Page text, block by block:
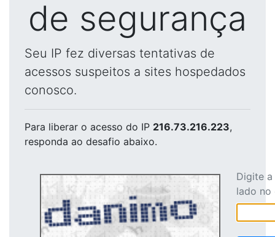
de segurança
Seu IP fez diversas tentativas de
acessos suspeitos a sites hospedados
conosco.
Para liberar o acesso do IP 216.73.216.223,
responda ao desafio abaixo.
Digite
lado no